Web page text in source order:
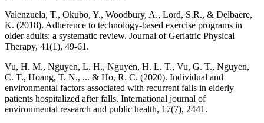
Valenzuela, T., Okubo, Y., Woodbury, A., Lord, S.R., & Delbaere,
K. (2018). Adherence to technology-based exercise programs in
older adults: a systematic review. Journal of Geriatric Physical
Therapy, 41(1), 49-61.
Vu, H. M., Nguyen, L. H., Nguyen, H. L. T., Vu, G. T., Nguyen,
C. T., Hoang, T. N., ... & Ho, R. C. (2020). Individual and
environmental factors associated with recurrent falls in elderly
patients hospitalized after falls. International journal of
environmental research and public health, 17(7), 2441.